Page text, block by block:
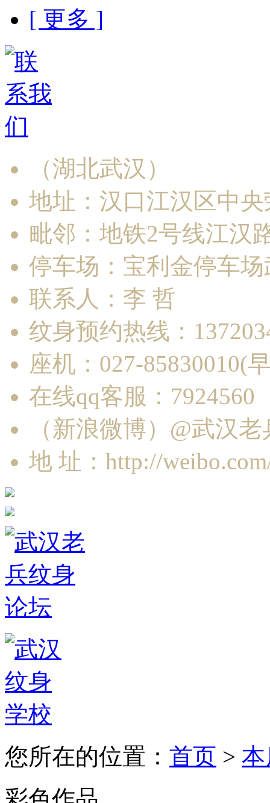
[ 更多 ]
（湖北武汉）
地址：汉口江汉区中
毗邻：地铁2号线江汉
停车场：宝利金停车
联系人：李 哲
纹身预约热线：
座机：027-85830010(
在线qq客服：7924560
（新浪微博）@武汉
地 址：http://
您所在的位置： 首页 >